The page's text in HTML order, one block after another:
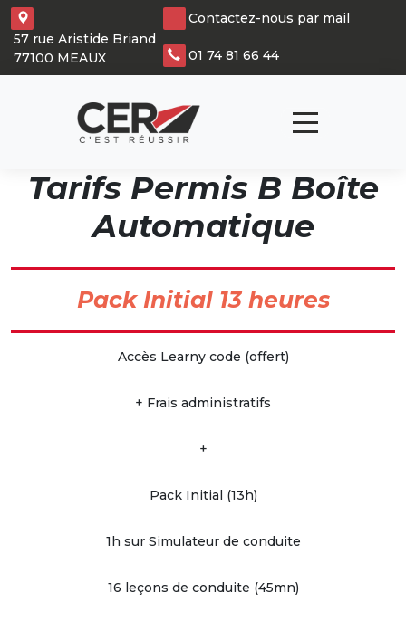
Panneau de gestion des cookies
57 rue Aristide Briand
77100 MEAUX
Contactez-nous par mail
01 74 81 66 44
Tarifs Permis B Boîte
Automatique
Pack Initial 13 heures
Accès Learny code (offert)
+ Frais administratifs
+
Pack Initial (13h)
1h sur Simulateur de conduite
16 leçons de conduite (45mn)